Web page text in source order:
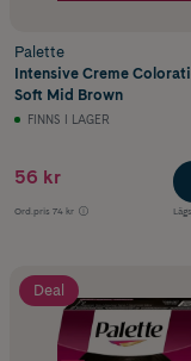
Palette
Intensive Creme
Soft Mid Brown
FINNS I LAGER
56 kr
Ord.pris 74 kr
Deal